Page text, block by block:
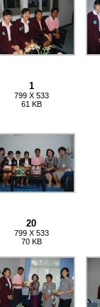
1
799 X 533
61 KB
20
799 X 533
70 KB